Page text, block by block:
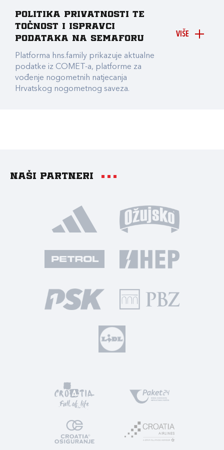
VIŠE
Politika privatnosti te
točnost i ispravci
podataka na Semaforu
Platforma hns.family prikazuje aktualne
podatke iz COMET-a, platforme za
vođenje nogometnih natjecanja
Hrvatskog nogometnog saveza.
Naši partneri